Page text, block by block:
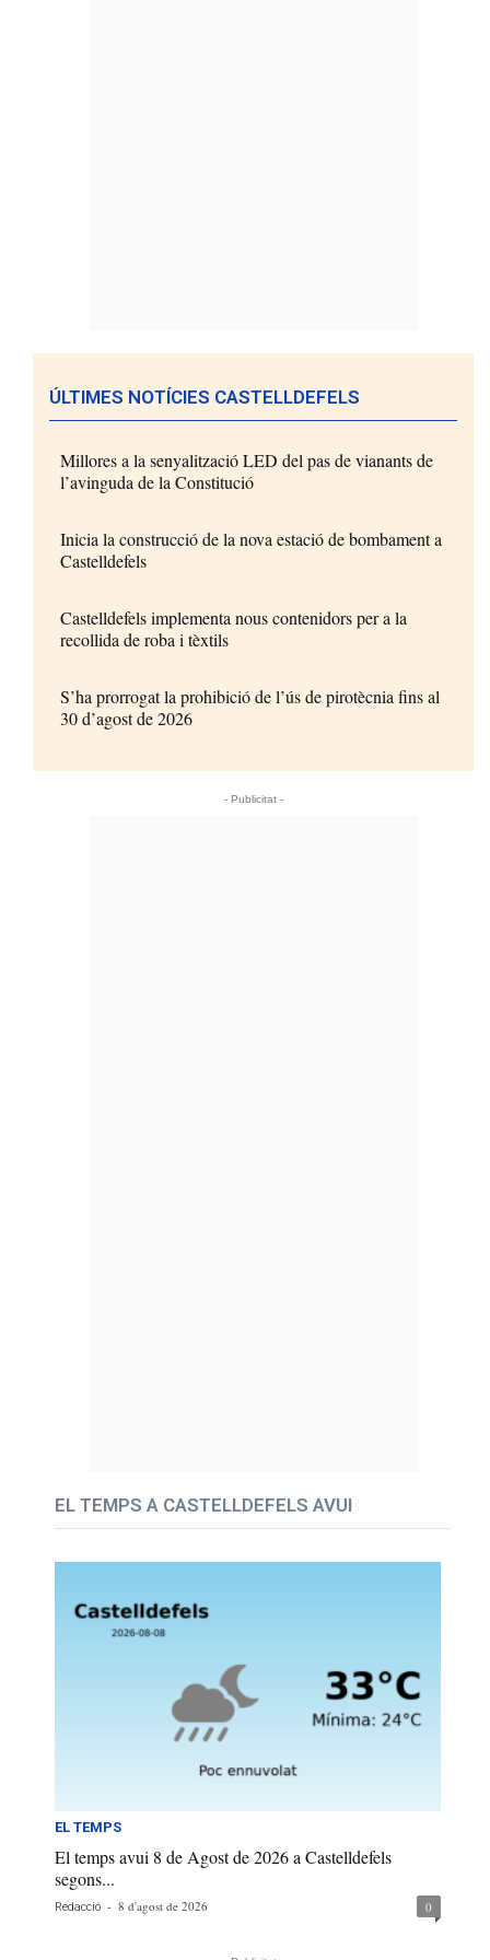
ÚLTIMES NOTÍCIES CASTELLDEFELS
Millores a la senyalització LED del pas de vianants de
l’avinguda de la Constitució
Inicia la construcció de la nova estació de bombament a
Castelldefels
Castelldefels implementa nous contenidors per a la
recollida de roba i tèxtils
S’ha prorrogat la prohibició de l’ús de pirotècnia fins al
30 d’agost de 2026
- Publicitat -
EL TEMPS A CASTELLDEFELS AVUI
EL TEMPS
El temps avui 8 de Agost de 2026 a Castelldefels
segons...
Redacció - 8 d'agost de 2026 0